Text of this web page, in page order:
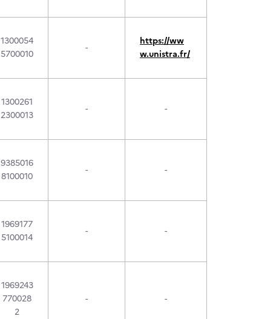
1300054
5700010
-
https://ww
w.unistra.fr/
1300261
2300013
- -
9385016
8100010
- -
1969177
5100014
- -
1969243
770028
2
- -